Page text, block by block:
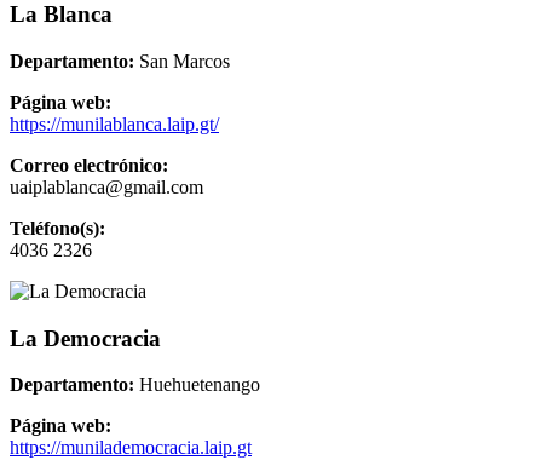
La Blanca
Departamento: San Marcos
Página web:
https://munilablanca.laip.gt/
Correo electrónico:
uaiplablanca@gmail.com
Teléfono(s):
4036 2326
La Democracia
Departamento: Huehuetenango
Página web:
https://munilademocracia.laip.gt